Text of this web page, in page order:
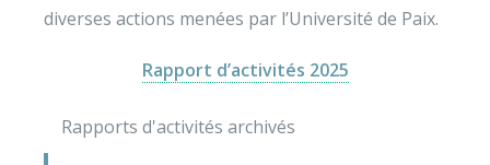
diverses actions menées par l’Université de Paix.
Rapport d’activités 2025
Rapports d'activités archivés